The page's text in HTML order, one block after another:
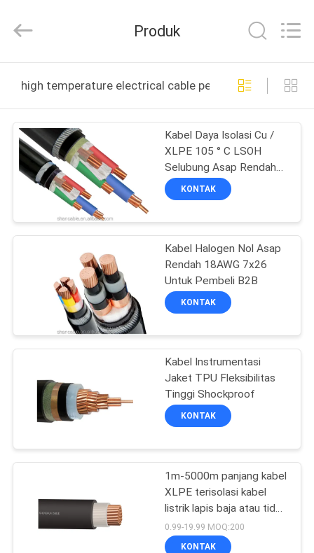
PRODUK
VIDEO
TAMPILAN
VR
TENTANG
WISATA
KONTROL
KAMI
(Group)
Rights
Produk
high temperature electrical cable pembuatan online
Kabel Daya Isolasi Cu /
XLPE 105 ° C LSOH
Selubung Asap Rendah
Nol Halogen
KONTAK
Kabel Halogen Nol Asap
Rendah 18AWG 7x26
Untuk Pembeli B2B
KONTAK
Kabel Instrumentasi
Jaket TPU Fleksibilitas
Tinggi Shockproof
KONTAK
1m-5000m panjang kabel
XLPE terisolasi kabel
listrik lapis baja atau tidak
lapis baja untuk aman dan
distribusi daya
0.99-19.99 MOQ:200
KONTAK